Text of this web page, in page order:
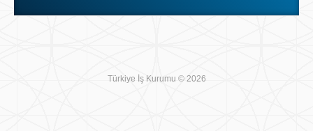
Türkiye İş Kurumu © 2026